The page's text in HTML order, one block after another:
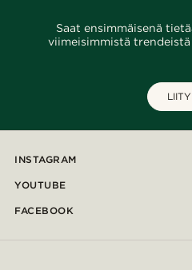
Saat ensimmäisenä
viimeisimmistä
LIITY
INSTAGRAM
YOUTUBE
FACEBOOK